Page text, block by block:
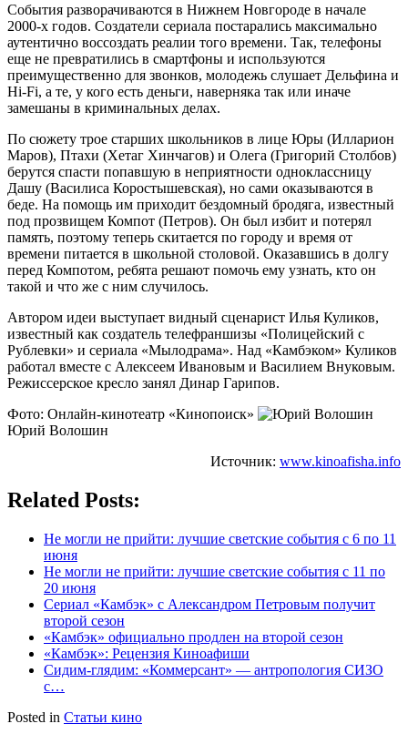
События разворачиваются в Нижнем Новгороде в начале
2000-х годов. Создатели сериала постарались максимально
аутентично воссоздать реалии того времени. Так, телефоны
еще не превратились в смартфоны и используются
преимущественно для звонков, молодежь слушает Дельфина и
Hi-Fi, а те, у кого есть деньги, наверняка так или иначе
замешаны в криминальных делах.
По сюжету трое старших школьников в лице Юры (Илларион
Маров), Птахи (Хетаг Хинчагов) и Олега (Григорий Столбов)
берутся спасти попавшую в неприятности одноклассницу
Дашу (Василиса Коростышевская), но сами оказываются в
беде. На помощь им приходит бездомный бродяга, известный
под прозвищем Компот (Петров). Он был избит и потерял
память, поэтому теперь скитается по городу и время от
времени питается в школьной столовой. Оказавшись в долгу
перед Компотом, ребята решают помочь ему узнать, кто он
такой и что же с ним случилось.
Автором идеи выступает видный сценарист Илья Куликов,
известный как создатель телефраншизы «Полицейский с
Рублевки» и сериала «Мылодрама». Над «Камбэком» Куликов
работал вместе с Алексеем Ивановым и Василием Внуковым.
Режиссерское кресло занял Динар Гарипов.
Фото: Онлайн-кинотеатр «Кинопоиск»
Юрий Волошин
Источник: www.kinoafisha.info
Related Posts:
Не могли не прийти: лучшие светские события с 6 по 11
июня
Не могли не прийти: лучшие светские события с 11 по
20 июня
Сериал «Камбэк» с Александром Петровым получит
второй сезон
«Камбэк» официально продлен на второй сезон
«Камбэк»: Рецензия Киноафиши
Сидим-глядим: «Коммерсант» — антропология СИЗО
с…
Posted in Статьи кино